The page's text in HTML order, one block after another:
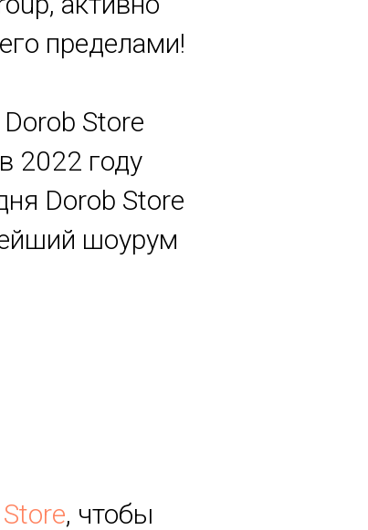
пределами!
Store
2022 году
Dorob Store
шоурум
, чтобы